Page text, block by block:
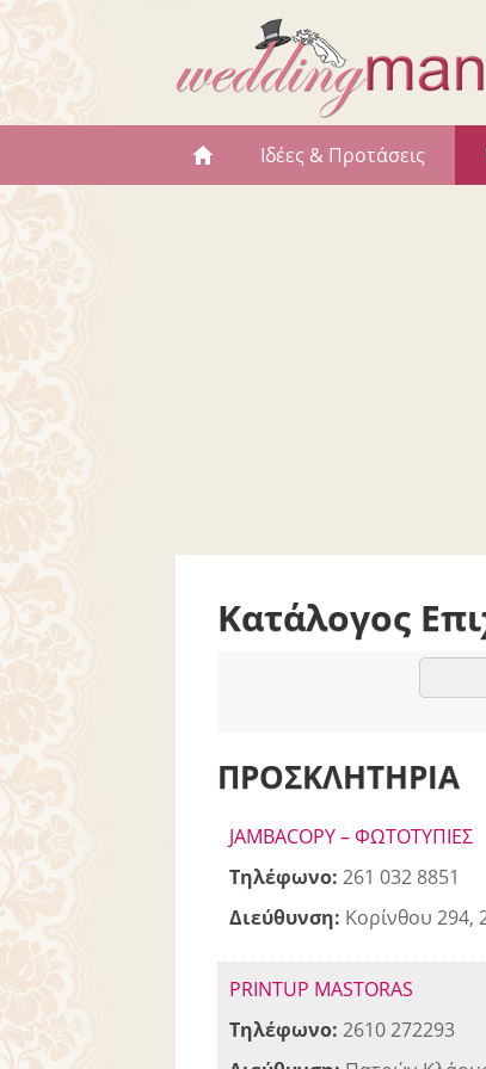
Ιδέες & Προτάσεις
Κατάλογος
ΠΡΟΣΚΛΗΤΗΡΙΑ
JAMBACOPY – ΦΩΤΟΤΥΠΙΕΣ
Τηλέφωνο: 261 032 8851
Διεύθυνση: Κορίνθου 294,
PRINTUP MASTORAS
Τηλέφωνο: 2610 272293